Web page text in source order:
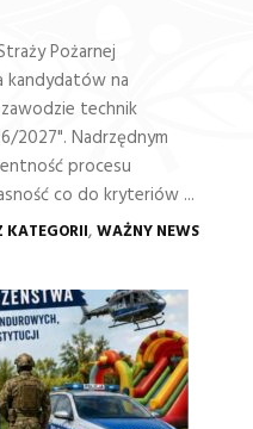
Pożarnej
kandydatów na
technik
2027". Nadrzędnym
procesu
co do kryteriów ...
KATEGORII,WAŻNY NEWS